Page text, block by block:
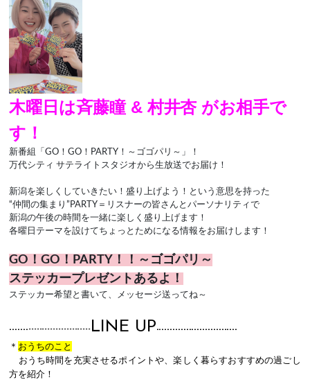
木曜日は斉藤瞳 & 村井杏 がお相手で
す！
新番組「GO ！GO ！ PARTY ！～ゴゴパリ～」！
万代シティ サテライトスタジオから生放送でお届け！
新潟を楽しくしていきたい！盛り上げよう！という意思を持った
“仲間の集まり” PARTY ＝リスナーの皆さんとパーソナリティで
新潟の午後の時間を一緒に楽しく盛り上げます！
各曜日テーマを設けてちょっとためになる情報をお届けします！
GO！GO！PARTY！！～ゴゴパリ～
ステッカープレゼントあるよ！
ステッカー希望と書いて、メッセージ送ってね～
------------------------------LINE UP------------------------------
＊ おうちのこと
おうち時間を充実させるポイントや、楽しく暮らすおすすめの過ごし
方を紹介！